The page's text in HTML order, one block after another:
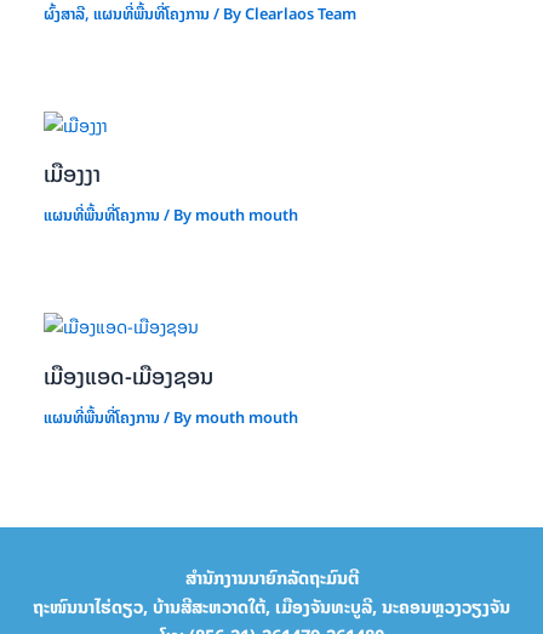
ຜົ້ງສາລີ,ແຜນທີ່ພື້ນທີ່ໂຄງການ/ ByClearlaos Team
ເມືອງງາ
ແຜນທີ່ພື້ນທີ່ໂຄງການ/ Bymouth mouth
ເມືອງແອດ-ເມືອງຊອນ
ແຜນທີ່ພື້ນທີ່ໂຄງການ/ Bymouth mouth
ສຳນັກງານນາຍົກລັດຖະມົນຕີ
ຖະໜົນນາໄຮ່ດຽວ, ບ້ານສີສະຫວາດໃຕ້, ເມືອງຈັນທະບູລີ, ນະຄອນຫຼວງວຽງຈັນ